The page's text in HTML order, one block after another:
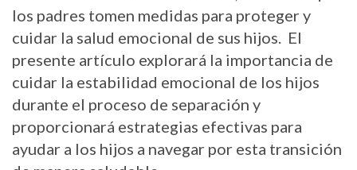
los padres tomen medidas para proteger y
cuidar la salud emocional de sus hijos. El
presente artículo explorará la importancia de
cuidar la estabilidad emocional de los hijos
durante el proceso de separación y
proporcionará estrategias efectivas para
ayudar a los hijos a navegar por esta transición